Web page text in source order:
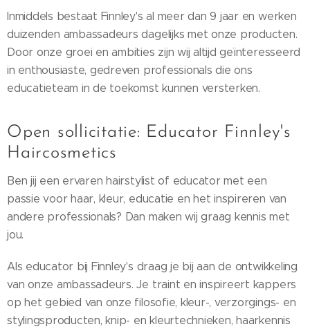
Inmiddels bestaat Finnley's al meer dan 9 jaar en werken
duizenden ambassadeurs dagelijks met onze producten.
Door onze groei en ambities zijn wij altijd geïnteresseerd
in enthousiaste, gedreven professionals die ons
educatieteam in de toekomst kunnen versterken.
Open sollicitatie: Educator Finnley's
Haircosmetics
Ben jij een ervaren hairstylist of educator met een
passie voor haar, kleur, educatie en het inspireren van
andere professionals? Dan maken wij graag kennis met
jou.
Als educator bij Finnley's draag je bij aan de ontwikkeling
van onze ambassadeurs. Je traint en inspireert kappers
op het gebied van onze filosofie, kleur-, verzorgings- en
stylingsproducten, knip- en kleurtechnieken, haarkennis